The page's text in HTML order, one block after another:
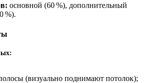
основной (60 %), дополнительный
%).
(визуально поднимают потолок);